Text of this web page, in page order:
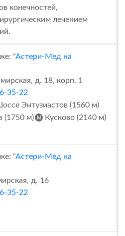
конечностей,
лечением
"Астери-Мед на
д. 18, корп. 1
35-22
Энтузиастов (1560 м)
(1750 м)
Кусково (2140 м)
"Астери-Мед на
д. 16
35-22